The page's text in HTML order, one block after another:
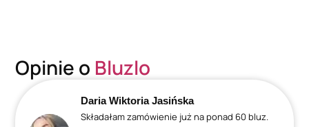
Opinie o Bluzlo
Daria Wiktoria Jasińska
Składałam zamówienie już na ponad 60 bluz.